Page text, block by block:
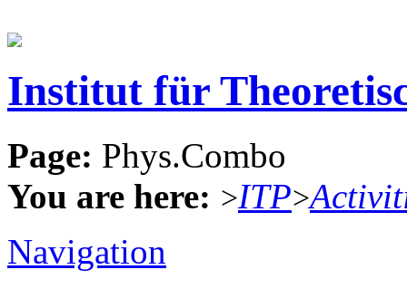
Institut für
Page: Phys.Combo
You are here: >ITP>
Navigation